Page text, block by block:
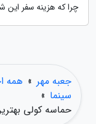
چرا که هزینه سفر
جعبه مهر » همه
سینما »
حماسه کولی